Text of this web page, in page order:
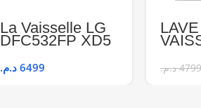
La Vaisselle LG
DFC532FP XD5
6499 د.م.
LAVE
4799 د.م.